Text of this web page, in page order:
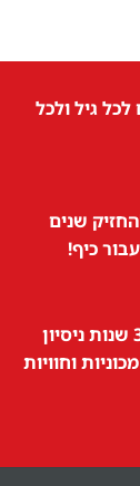
גיל ולכל
שנים
כיף!
וחוויות